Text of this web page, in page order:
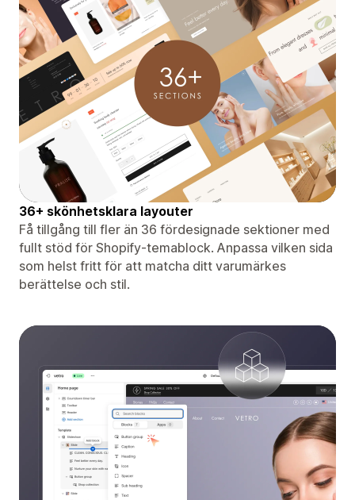
36+ skönhetsklara layouter
Få tillgång till fler än 36 fördesignade sektioner med
fullt stöd för Shopify-temablock. Anpassa vilken sida
som helst fritt för att matcha ditt varumärkes
berättelse och stil.